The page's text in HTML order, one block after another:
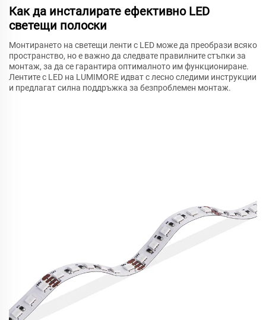
Как да инсталирате ефективно LED
светещи полоски
Монтирането на светещи ленти с LED може да преобрази всяко
пространство, но е важно да следвате правилните стъпки за
монтаж, за да се гарантира оптималното им функциониране.
Лентите с LED на LUMIMORE идват с лесно следими инструкции
и предлагат силна поддръжка за безпроблемен монтаж.